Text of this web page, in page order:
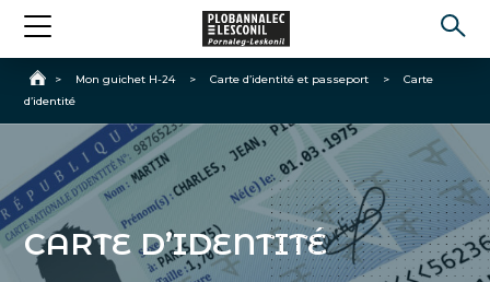
Accueil
> Mon guichet H-24 > Carte d’identité et passeport >
Carte
d’identité
CARTE D’IDENTITÉ